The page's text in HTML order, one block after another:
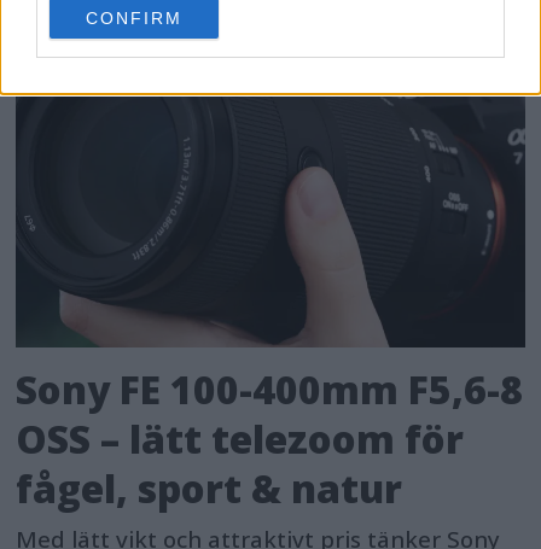
consent section.
CONFIRM
Sony FE 100-400mm F5,6-8
OSS – lätt telezoom för
fågel, sport & natur
Med lätt vikt och attraktivt pris tänker Sony